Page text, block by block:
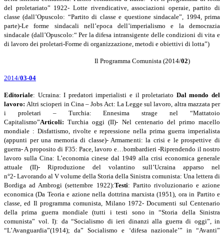
del proletariato” 1922- Lotte rivendicative, associazioni operaie, partito di
classe (dall’Opuscolo: “Partito di classe e questione sindacale”, 1994, prima
parte)-Le forme sindacali nell’epoca dell’imperialismo e la democrazia
sindacale (dall’Opuscolo:“ Per la difesa intransigente delle condizioni di vita e
di lavoro dei proletari-Forme di organizzazione, metodi e obiettivi di lotta”)
Il Programma Comunista (2014/02)
2014/03-04
Editoriale: Ucraina: I predatori imperialisti e il proletariato Dal mondo del
lavoro: Altri scioperi in Cina – Jobs Act: La Legge sul lavoro, altra mazzata per
i proletari – Turchia: Ennesima strage nel “Mattatoio
Capitalismo”Articoli: Turchia oggi (II)- Nel centenario del primo macello
mondiale : Disfattismo, rivolte e repressione nella prima guerra imperialista
(appunti per una memoria di classe)- Armamenti: la crisi e le prospettive di
guerra- A proposito di F35: Pace, lavoro e…bombardieri -Riprendendo il nostro
lavoro sulla Cina: L’economia cinese dal 1949 alla crisi economica generale
attuale (II)- Riproduzione del volantino sull’Ucraina apparso nel
n°2- Lavorando al V volume della Storia della Sinistra comunista: Una lettera di
Bordiga ad Ambrogi (settembre 1922):Testi: Partito rivoluzionario e azione
economica (Da Teoria e azione nella dottrina marxista (1951), ora in Partito e
classe, ed Il programma comunista, Milano 1972- Documenti sul Centenario
della prima guerra mondiale (tutti i testi sono in “Storia della Sinistra
comunista” vol. I): da “Socialismo di ieri dinanzi alla guerra di oggi”, in
“L’Avanguardia”(1914); da” Socialismo e ‘difesa nazionale’” in “Avanti”